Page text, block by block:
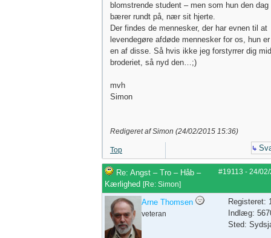
blomstrende student – men som hun den dag
bærer rundt på, nær sit hjerte.
Der findes de mennesker, der har evnen til at
levendegøre afdøde mennesker for os, hun
en af disse. Så hvis ikke jeg forstyrrer dig
broderiet, så nyd den…;)
mvh
Simon
Redigeret af Simon (24/02/2015 15:36)
Top
#19113 - 24/
Re: Angst – Tro – Håb –
Kærlighed [Re: Simon]
Arne Thomsen
veteran
Registeret:
Indlæg:
Sted: